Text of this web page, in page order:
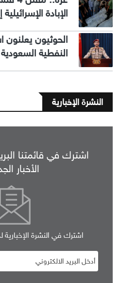
الإبادة الإسرائيلية إلى 73
الحوثيون
النفطية
النشرة الإخبارية
اشترك في قائمتنا
الأخبار
اشترك في النشرة الإخبارية